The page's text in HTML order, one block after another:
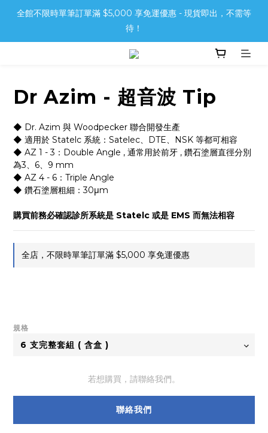
全館不限時單筆訂單滿 $5,000 享免運優惠 - 現貨即出，不需等
待！
Dr Azim - 超音波 Tip
◆ Dr. Azim 與 Woodpecker 聯合開發生產
◆ 適用於 Statelc 系統：Satelec、DTE、NSK 等都可相容
◆ AZ 1 - 3：Double Angle , 通常用於前牙 , 鑽石塗層直徑分別
為3、6、9 mm
◆ AZ 4 - 6：Triple Angle
◆ 鑽石塗層粗細：30μm
購買前務必確認診所系統是 Statelc 或是 EMS 而無法相容
全店，不限時單筆訂單滿 $5,000 享免運優惠
規格
若想購買，請聯絡我們。
聯絡我們